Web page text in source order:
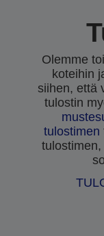
Olemme
koteihin
siihen, että
tulostin
tulostimen